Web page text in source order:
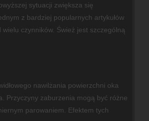
sytuacji zwiększa się
z bardziej popularnych artykułów
czynników. Śwież jest szczególną
nawilżania powierzchni oka
Przyczyny zaburzenia mogą być różne
parowaniem. Efektem tych